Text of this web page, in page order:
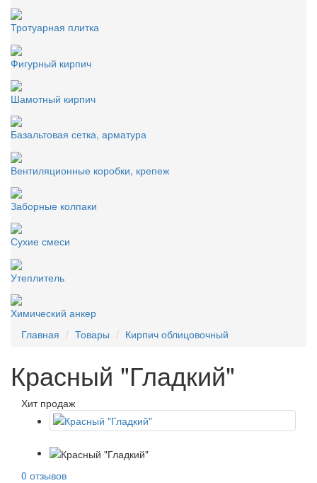
Тротуарная плитка
Фигурный кирпич
Шамотный кирпич
Базальтовая сетка, арматура
Вентиляционные коробки, крепеж
Заборные колпаки
Сухие смеси
Утеплитель
Химический анкер
Главная
Товары Кирпич облицовочный
Красный "Гладкий"
Хит продаж
0 отзывов